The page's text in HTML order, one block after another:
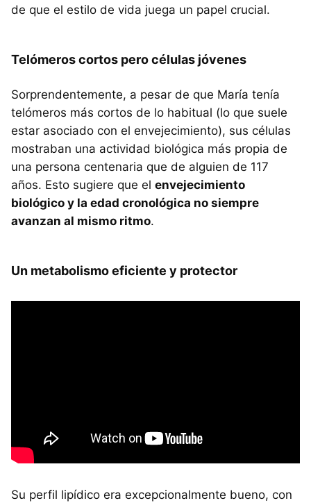
de que el estilo de vida juega un papel crucial.
Telómeros cortos pero células jóvenes
Sorprendentemente, a pesar de que María tenía
telómeros más cortos de lo habitual (lo que suele
estar asociado con el envejecimiento), sus células
mostraban una actividad biológica más propia de
una persona centenaria que de alguien de 117
años. Esto sugiere que el envejecimiento
biológico y la edad cronológica no siempre
avanzan al mismo ritmo.
Un metabolismo eficiente y protector
Su perfil lipídico era excepcionalmente bueno, con